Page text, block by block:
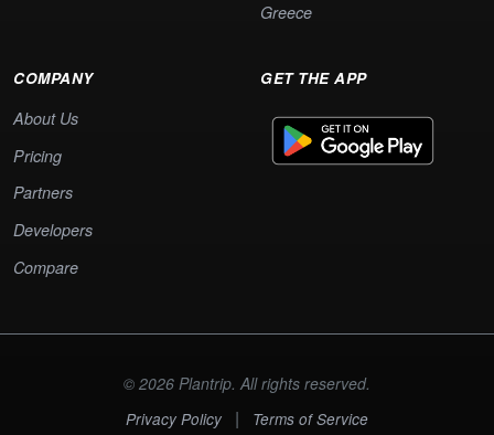
Greece
COMPANY
About Us
Pricing
Partners
Developers
Compare
GET THE APP
© 2026 Plantrip. All rights reserved.
Privacy Policy | Terms of Service